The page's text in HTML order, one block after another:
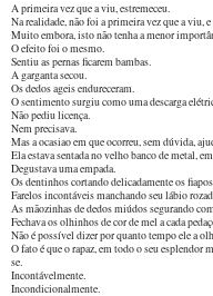
A primeira vez que a viu, estremeceu.
Na realidade, não foi a primeira vez que a viu,
Muito embora, isto não tenha a menor
O efeito foi o mesmo.
Sentiu as pernas ficarem bambas.
A garganta secou.
Os dedos ageis endureceram.
O sentimento surgiu como uma descarga
Não pediu licença.
Nem precisava.
Mas a ocasiao em que ocorreu, sem dúvida,
Ela estava sentada no velho banco de metal,
Degustava uma empada.
Os dentinhos cortando delicadamente os
Farelos incontáveis manchando seu lábio
As mãozinhas de dedos miúdos segurando
Fechava os olhinhos de cor de mel a cada
Não é possível dizer por quanto tempo ele a
O fato é que o rapaz, em todo o seu esplendor
se.
Incontávelmente.
Incondicionalmente.